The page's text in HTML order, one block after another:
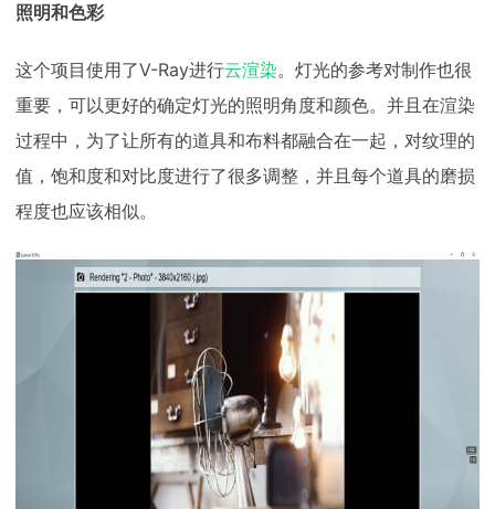
照明和色彩
这个项目使用了V-Ray进行云渲染。灯光的参考对制作也很
重要，可以更好的确定灯光的照明角度和颜色。并且在渲染
过程中，为了让所有的道具和布料都融合在一起，对纹理的
值，饱和度和对比度进行了很多调整，并且每个道具的磨损
程度也应该相似。